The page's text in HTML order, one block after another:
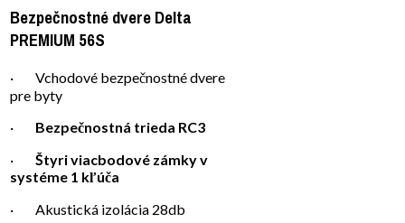
Bezpečnostné dvere Delta
PREMIUM 56S
· Vchodové bezpečnostné dvere
pre byty
· Bezpečnostná trieda RC3
· Štyri viacbodové zámky v
systéme 1 kľúča
· Akustická izolácia 28db